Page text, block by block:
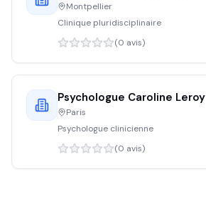
Montpellier
Clinique pluridisciplinaire
(0 avis)
Psychologue Caroline Leroy
Paris
Psychologue clinicienne
(0 avis)